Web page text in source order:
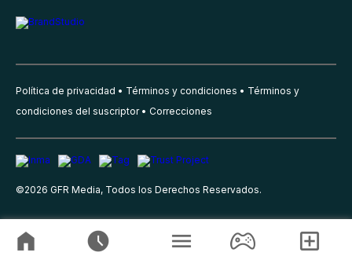
Política de privacidad Términos y condiciones
Términos y
condiciones del suscriptor
Correcciones
©2026 GFR Media, Todos los Derechos Reservados.